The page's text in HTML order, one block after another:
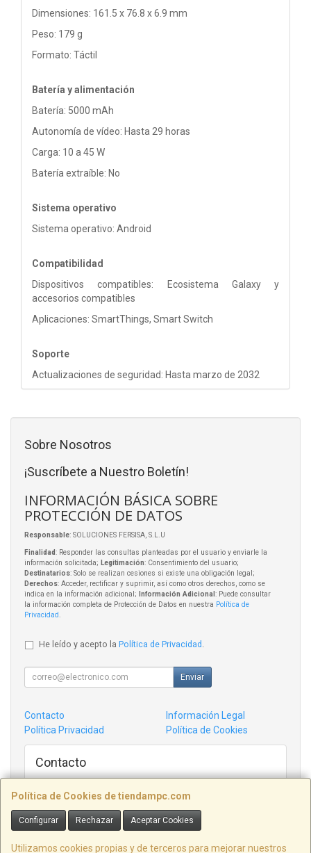
Dimensiones: 161.5 x 76.8 x 6.9 mm
Peso: 179 g
Formato: Táctil
Batería y alimentación
Batería: 5000 mAh
Autonomía de vídeo: Hasta 29 horas
Carga: 10 a 45 W
Batería extraíble: No
Sistema operativo
Sistema operativo: Android
Compatibilidad
Dispositivos compatibles: Ecosistema Galaxy y
accesorios compatibles
Aplicaciones: SmartThings, Smart Switch
Soporte
Actualizaciones de seguridad: Hasta marzo de 2032
Política de Cookies de tiendampc.com
Configurar Rechazar Aceptar Cookies
Utilizamos cookies propias y de terceros para mejorar nuestros
Sobre Nosotros
¡Suscríbete a Nuestro Boletín!
INFORMACIÓN BÁSICA SOBRE
PROTECCIÓN DE DATOS
Responsable: SOLUCIONES FERSISA, S.L.U
Finalidad: Responder las consultas planteadas por el usuario y enviarle la
información solicitada; Legitimación: Consentimiento del usuario;
Destinatarios: Solo se realizan cesiones si existe una obligación legal;
Derechos: Acceder, rectificar y suprimir, así como otros derechos, como se
indica en la información adicional;
Información Adicional : Puede consultar
la información completa de Protección de Datos en nuestra Política de
Privacidad
He leído y acepto la Política de Privacidad
Enviar
Contacto
Información Legal
Política Privacidad
Política de Cookies
Contacto
admin@tiendampc.com
Informatica Villaviciosa C/ Victor garcia de la concha 14 Bajo, ASTURIAS,
España. - C.I.F.: B74370032 -